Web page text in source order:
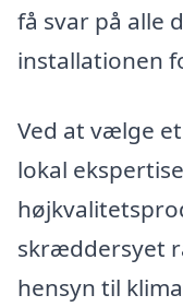
få svar på alle
installationen
Ved at vælge
lokal
skræddersyet
hensyn til